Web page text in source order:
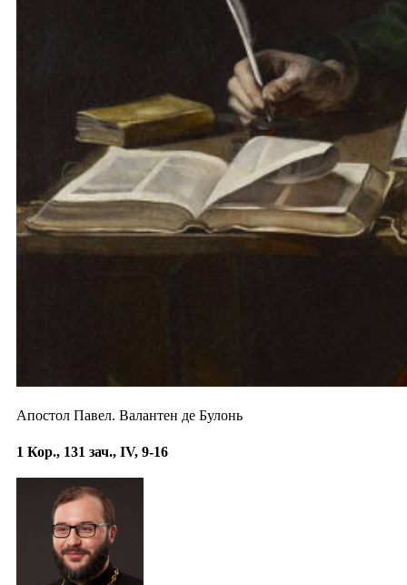
Апостол Павел. Валантен де Булонь
1 Кор., 131 зач., IV, 9-16